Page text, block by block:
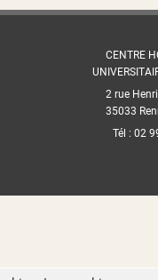
CENTRE
2 rue
35033
Tél : 02